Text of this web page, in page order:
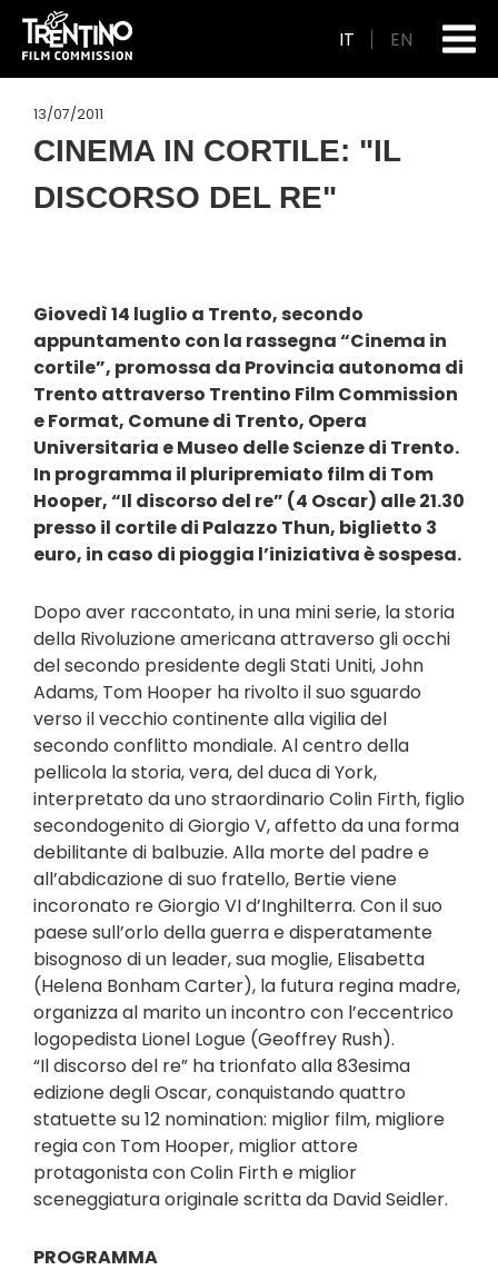
IT EN
13/07/2011
CINEMA IN CORTILE: "IL
DISCORSO DEL RE"
Giovedì 14 luglio a Trento, secondo
appuntamento con la rassegna “Cinema in
cortile”, promossa da Provincia autonoma di
Trento attraverso Trentino Film Commission
e Format, Comune di Trento, Opera
Universitaria e Museo delle Scienze di Trento.
In programma il pluripremiato film di Tom
Hooper, “Il discorso del re” (4 Oscar) alle 21.30
presso il cortile di Palazzo Thun, biglietto 3
euro, in caso di pioggia l’iniziativa è sospesa.
Dopo aver raccontato, in una mini serie, la storia
della Rivoluzione americana attraverso gli occhi
del secondo presidente degli Stati Uniti, John
Adams, Tom Hooper ha rivolto il suo sguardo
verso il vecchio continente alla vigilia del
secondo conflitto mondiale. Al centro della
pellicola la storia, vera, del duca di York,
interpretato da uno straordinario Colin Firth, figlio
secondogenito di Giorgio V, affetto da una forma
debilitante di balbuzie. Alla morte del padre e
all’abdicazione di suo fratello, Bertie viene
incoronato re Giorgio VI d’Inghilterra. Con il suo
paese sull’orlo della guerra e disperatamente
bisognoso di un leader, sua moglie, Elisabetta
(Helena Bonham Carter), la futura regina madre,
organizza al marito un incontro con l’eccentrico
logopedista Lionel Logue (Geoffrey Rush).
“Il discorso del re” ha trionfato alla 83esima
edizione degli Oscar, conquistando quattro
statuette su 12 nomination: miglior film, migliore
regia con Tom Hooper, miglior attore
protagonista con Colin Firth e miglior
sceneggiatura originale scritta da David Seidler.
PROGRAMMA